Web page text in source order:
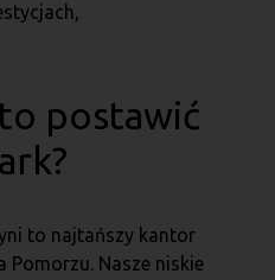
postawić
to najtańszy kantor
Pomorzu. Nasze niskie